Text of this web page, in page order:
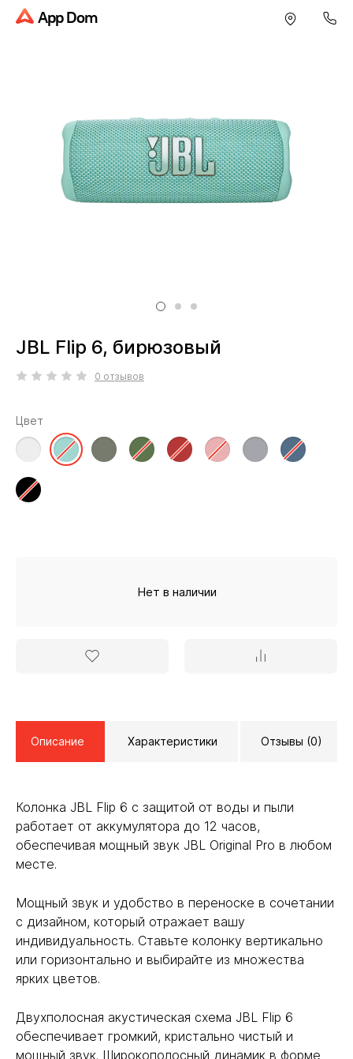
App Dom
JBL Flip 6, бирюзовый
0 отзывов
Цвет
Нет в наличии
Описание Характеристики Отзывы (0)
Колонка JBL Flip 6 с защитой от воды и пыли
работает от аккумулятора до 12 часов,
обеспечивая мощный звук JBL Original Pro в любом
месте.
Мощный звук и удобство в переноске в сочетании
с дизайном, который отражает вашу
индивидуальность. Ставьте колонку вертикально
или горизонтально и выбирайте из множества
ярких цветов.
Двухполосная акустическая схема JBL Flip 6
обеспечивает громкий, кристально чистый и
мощный звук. Широкополосный динамик в форме